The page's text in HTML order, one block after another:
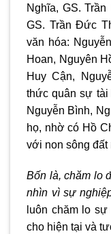
Nghĩa, GS.
GS. Trần Đức
văn hóa:
Hoan, Nguyên
Huy Cận,
thức quân sự tài
Nguyễn Bình,
họ, nhờ có Hồ
với non sông đất
Bốn là, chăm lo
nhìn vì sự
luôn chăm lo
cho hiện tại và